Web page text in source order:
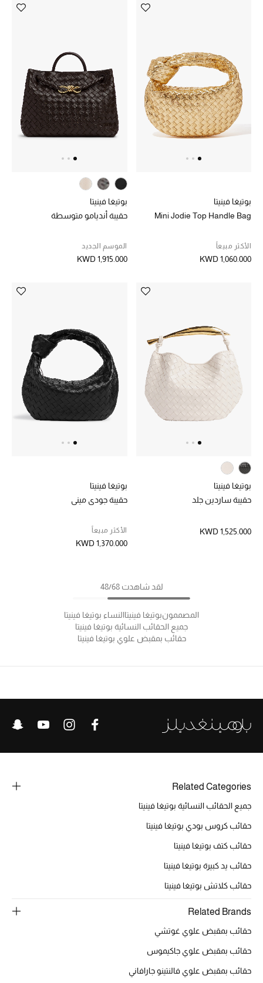
بوتيغا فينيتا
Mini Jodie Top Handle Bag
الأكثر مبيعاً
KWD 1,060.000
بوتيغا فينيتا
حقيبة أنديامو متوسطة
الموسم الجديد
KWD 1,915.000
بوتيغا فينيتا
حقيبة ساردين جلد
KWD 1,525.000
بوتيغا فينيتا
حقيبة جودي ميني
الأكثر مبيعاً
KWD 1,370.000
لقد شاهدت 48/68
المصممونبوتيغا فينيتاالنساء بوتيغا فينيتا
جميع الحقائب النسائية بوتيغا فينيتا
حقائب بمقبض علوي بوتيغا فينيتا
Related Categories
جميع الحقائب النسائية بوتيغا فينيتا
حقائب كروس بودي بوتيغا فينيتا
حقائب كتف بوتيغا فينيتا
حقائب يد كبيرة بوتيغا فينيتا
حقائب كلاتش بوتيغا فينيتا
Related Brands
حقائب بمقبض علوي غوتشي
حقائب بمقبض علوي جاكيموس
حقائب بمقبض علوي فالنتينو جارافاني